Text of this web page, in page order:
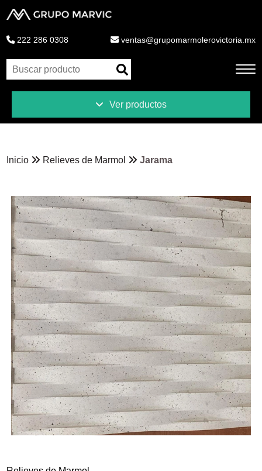
222 286 0308 ventas@grupomarmolerovictoria.mx
Liquidaciones
Ventajas
Nosotros
Contacto
Ver productos
Inicio Relieves de Marmol Jarama